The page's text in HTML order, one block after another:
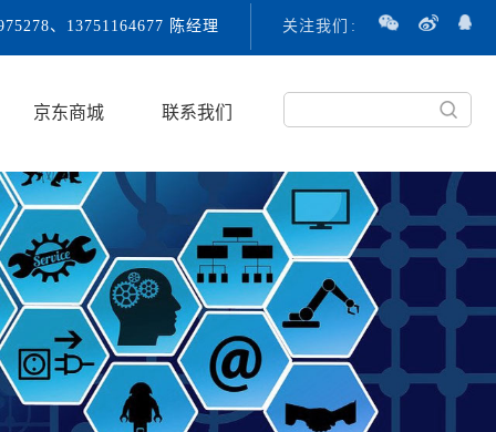
、13751164677 陈经理 关注我们 :
京东商城 联系我们